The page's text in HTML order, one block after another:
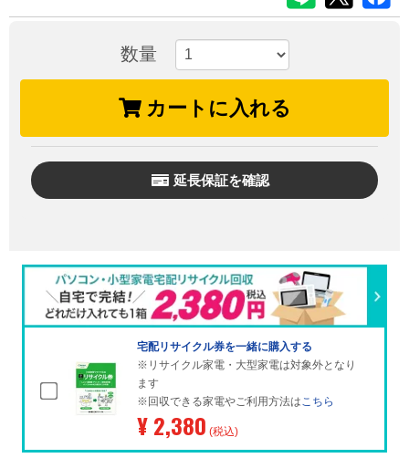
数量
カートに入れる
延長保証を確認
宅配リサイクル券を一緒に購入する
※リサイクル家電・大型家電は対象外となり
ます
※回収できる家電やご利用方法はこちら
¥ 2,380 (税込)